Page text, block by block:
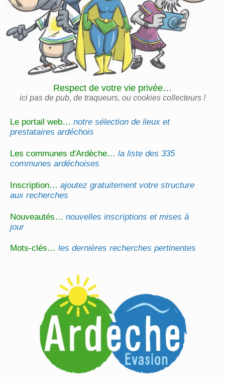
Le portail web…notre sélection de lieux et
prestataires ardéchois
Les communes d'Ardèche…la liste des 335
communes ardéchoises
Inscription…ajoutez gratuitement votre structure
aux recherches
Nouveautés…nouvelles inscriptions et mises à
jour
Mots-clés…les dernières recherches pertinentes
Respect de votre vie privée…
ici pas de pub, de traqueurs, ou cookies collecteurs !